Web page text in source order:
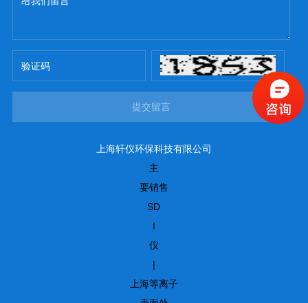
提交留言
上海轩仪环保科技有限公司
主
要销售
SD
I
仪
|
上海等离子